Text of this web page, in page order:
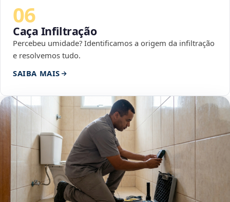
06
Caça Infiltração
Percebeu umidade? Identificamos a origem da infiltração
e resolvemos tudo.
SAIBA MAIS